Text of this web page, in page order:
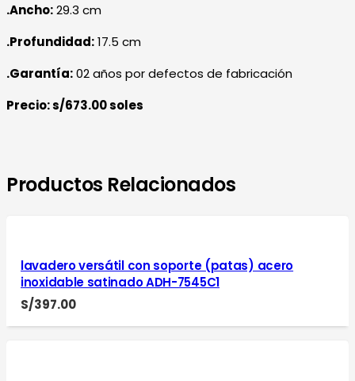
.Ancho:29.3 cm
.Profundidad:17.5 cm
.Garantía:02 años por defectos de fabricación
Precio: s/673.00 soles
Productos Relacionados
lavadero versátil con soporte (patas) acero
inoxidable satinado ADH-7545C1
S/397.00